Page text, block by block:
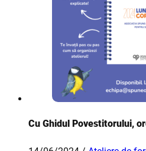
Cu Ghidul Povestitorului,